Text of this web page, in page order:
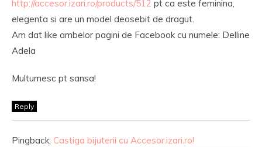
http://accesor.izari.ro/products/512 pt ca este feminina,
elegenta si are un model deosebit de dragut.
Am dat like ambelor pagini de Facebook cu numele: Delline
Adela
Multumesc pt sansa!
Reply
Pingback: Castiga bijuterii cu Accesor.izari.ro!